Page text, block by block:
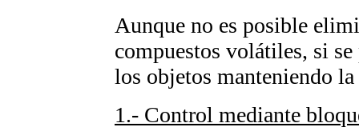
Aunque no es posible
compuestos volátiles, si
los objetos manteniendo
1.- Control mediante